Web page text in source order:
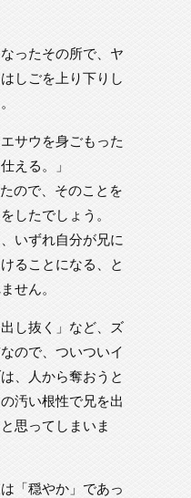
ったその所で、ヤ
しごを上り下りし
サウを身ごもった
える。」
ので、そのことを
したでしょう。
いずれ自分が兄に
ることになる、と
せん。
し抜く」など、ズ
ので、ついついイ
、人から奪おうと
汚い根性で兄を出
思ってしまいま
「穏やか」であっ